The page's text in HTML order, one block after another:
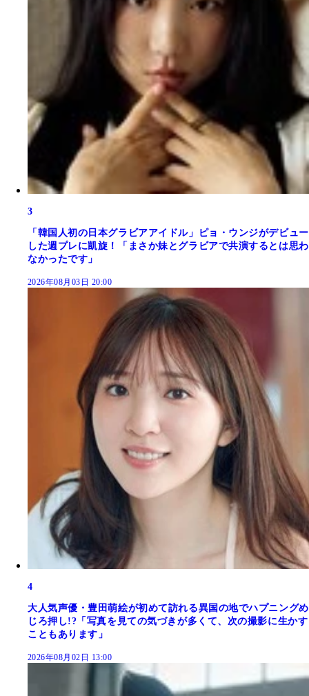
3
「韓国人初の日本グラビアアイドル」ピョ・ウンジがデビュー
した週プレに凱旋！「まさか妹とグラビアで共演するとは思わ
なかったです」
2026年08月03日 20:00
4
大人気声優・豊田萌絵が初めて訪れる異国の地でハプニングめ
じろ押し!?「写真を見ての気づきが多くて、次の撮影に生かす
こともあります」
2026年08月02日 13:00